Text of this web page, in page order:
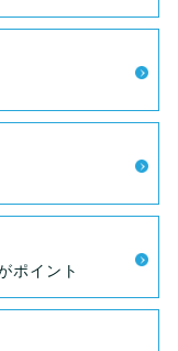
ポイント